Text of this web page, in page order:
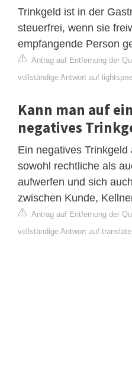
Trinkgeld ist in der
steuerfrei, wenn sie
empfangende Person
Antrag auf Entfernung der
vollständige Antwort auf
Kann man auf
negatives
Ein negatives
sowohl rechtliche als
aufwerfen und sich
zwischen Kunde,
Antrag auf Entfernung der
vollständige Antwort auf